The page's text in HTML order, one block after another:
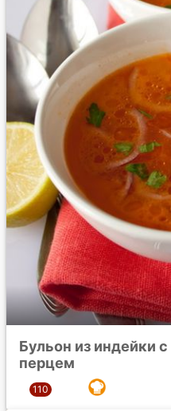
Бульон из индейки
перцем